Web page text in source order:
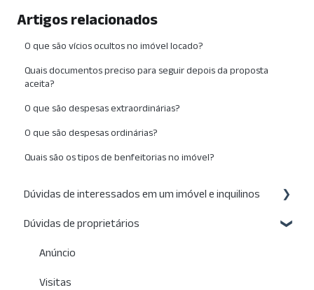
Artigos relacionados
O que são vícios ocultos no imóvel locado?
Quais documentos preciso para seguir depois da proposta
aceita?
O que são despesas extraordinárias?
O que são despesas ordinárias?
Quais são os tipos de benfeitorias no imóvel?
Dúvidas de interessados em um imóvel e inquilinos
Visitas
Proposta
Documentação e vistorias
Dúvidas de proprietários
Anúncio
Visitas